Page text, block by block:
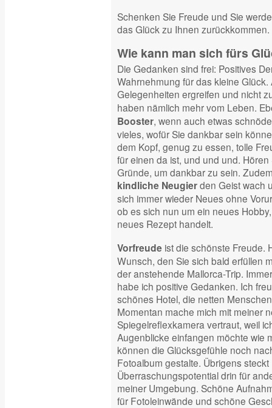
Schenken Sie Freude und Sie
das Glück zu Ihnen zurückkommen.
Wie kann man sich fürs
Die Gedanken sind frei: Positives
Wahrnehmung für das kleine
Gelegenheiten ergreifen und nicht
haben nämlich mehr vom Leben.
Booster, wenn auch etwas
vieles, wofür Sie dankbar sein
dem Kopf, genug zu essen, tolle
für einen da ist, und und und.
Gründe, um dankbar zu sein.
kindliche Neugierden Geist wach
sich immer wieder Neues ohne
ob es sich nun um ein neues
neues Rezept handelt.
Vorfreude ist die schönste Freude.
Wunsch, den Sie sich bald erfüllen
der anstehende Mallorca-Trip.
habe ich positive Gedanken. Ich
schönes Hotel, die netten
Momentan mache mich mit meiner
Spiegelreflexkamera vertraut, weil
Augenblicke einfangen möchte wie
können die Glücksgefühle noch
Fotoalbum gestalte. Übrigens
Überraschungspotential drin für
meiner Umgebung. Schöne
für Fotoleinwände und schöne